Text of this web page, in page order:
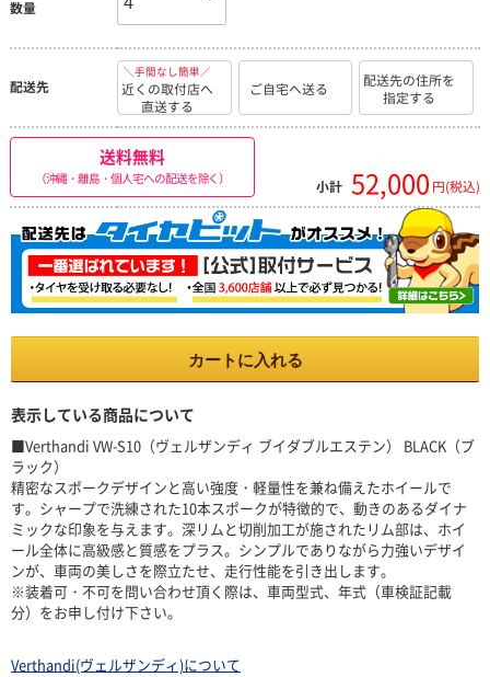
数量
配送先
＼手間なし簡単／
近くの取付店へ
直送する
ご自宅へ送る
配送先の住所を
指定する
送料無料
（沖縄・離島・個人宅への配送を除く） 小計 52,000 円(税込)
カートに入れる
表示している商品について
■Verthandi VW-S10（ヴェルザンディ ブイダブルエステン） BLACK（ブ
ラック）
精密なスポークデザインと高い強度・軽量性を兼ね備えたホイールで
す。シャープで洗練された10本スポークが特徴的で、動きのあるダイナ
ミックな印象を与えます。深リムと切削加工が施されたリム部は、ホイ
ール全体に高級感と質感をプラス。シンプルでありながら力強いデザイ
ンが、車両の美しさを際立たせ、走行性能を引き出します。
※装着可・不可を問い合わせ頂く際は、車両型式、年式（車検証記載
分）をお申し付け下さい。
Verthandi(ヴェルザンディ)について